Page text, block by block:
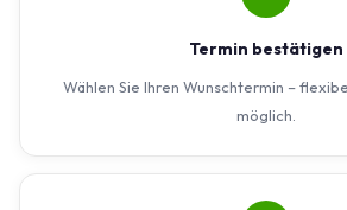
Termin bestätigen
Wählen Sie Ihren Wunschtermin –
möglich.